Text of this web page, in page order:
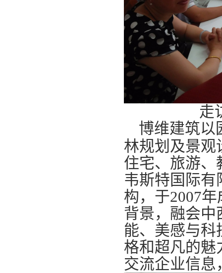
走访杭州
博维建筑以
林规划及景观
住宅、旅游、
韦斯特国际
构，于2007
背景，融会中
能、美感与
格和超凡的魅
交流企业信息